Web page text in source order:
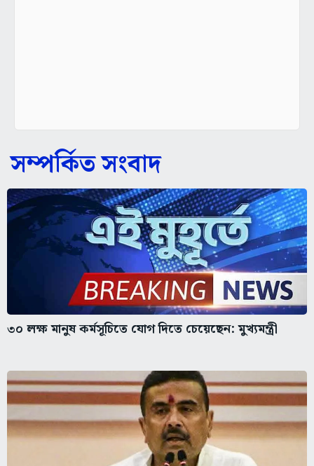
সম্পর্কিত সংবাদ
৩০ লক্ষ মানুষ কর্মসূচিতে যোগ দিতে চেয়েছেন: মুখ্যমন্ত্রী